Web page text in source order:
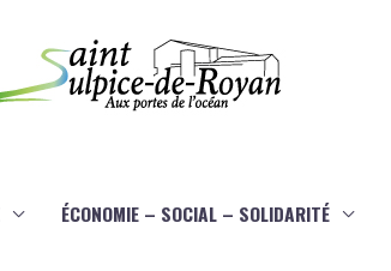
ÉCONOMIE – SOCIAL – SOLIDARITÉ